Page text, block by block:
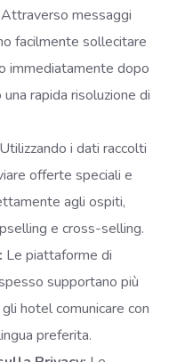
Attraverso messaggi
facilmente sollecitare
immediatamente dopo
rapida risoluzione di
Utilizzando i dati raccolti
offerte speciali e
agli ospiti,
e cross-selling.
Le piattaforme di
supportano più
hotel comunicare con
preferita.